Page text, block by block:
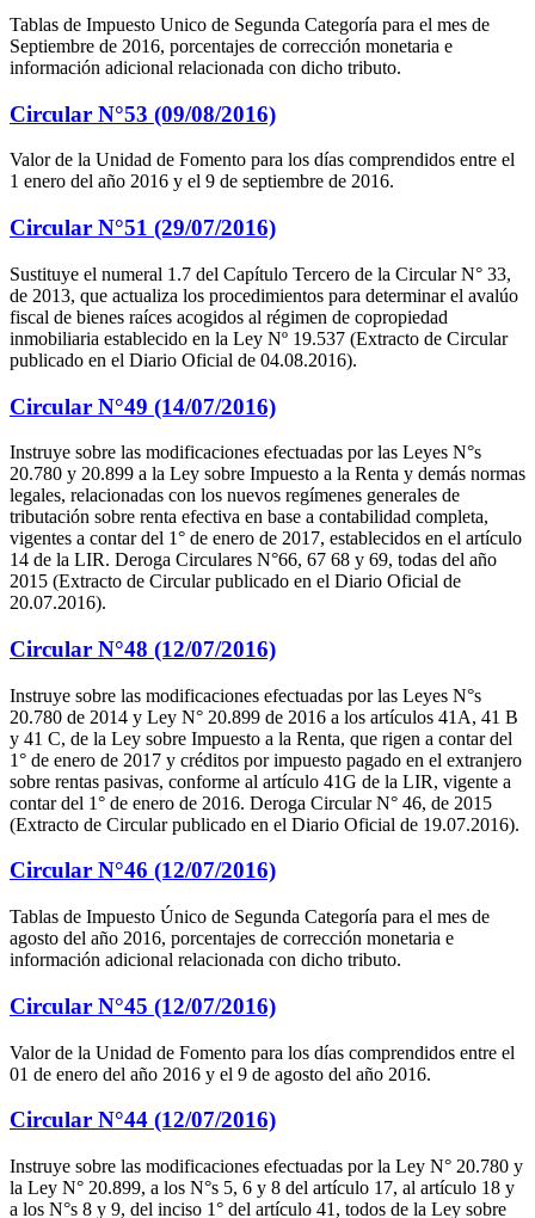
Tablas de Impuesto Unico de Segunda Categoría para el mes de
Septiembre de 2016, porcentajes de corrección monetaria e
información adicional relacionada con dicho tributo.
Circular N°53 (09/08/2016)
Valor de la Unidad de Fomento para los días comprendidos entre el
1 enero del año 2016 y el 9 de septiembre de 2016.
Circular N°51 (29/07/2016)
Sustituye el numeral 1.7 del Capítulo Tercero de la Circular N° 33,
de 2013, que actualiza los procedimientos para determinar el avalúo
fiscal de bienes raíces acogidos al régimen de copropiedad
inmobiliaria establecido en la Ley Nº 19.537 (Extracto de Circular
publicado en el Diario Oficial de 04.08.2016).
Circular N°49 (14/07/2016)
Instruye sobre las modificaciones efectuadas por las Leyes N°s
20.780 y 20.899 a la Ley sobre Impuesto a la Renta y demás normas
legales, relacionadas con los nuevos regímenes generales de
tributación sobre renta efectiva en base a contabilidad completa,
vigentes a contar del 1° de enero de 2017, establecidos en el artículo
14 de la LIR. Deroga Circulares N°66, 67 68 y 69, todas del año
2015 (Extracto de Circular publicado en el Diario Oficial de
20.07.2016).
Circular N°48 (12/07/2016)
Instruye sobre las modificaciones efectuadas por las Leyes N°s
20.780 de 2014 y Ley N° 20.899 de 2016 a los artículos 41A, 41 B
y 41 C, de la Ley sobre Impuesto a la Renta, que rigen a contar del
1° de enero de 2017 y créditos por impuesto pagado en el extranjero
sobre rentas pasivas, conforme al artículo 41G de la LIR, vigente a
contar del 1° de enero de 2016. Deroga Circular N° 46, de 2015
(Extracto de Circular publicado en el Diario Oficial de 19.07.2016).
Circular N°46 (12/07/2016)
Tablas de Impuesto Único de Segunda Categoría para el mes de
agosto del año 2016, porcentajes de corrección monetaria e
información adicional relacionada con dicho tributo.
Circular N°45 (12/07/2016)
Valor de la Unidad de Fomento para los días comprendidos entre el
01 de enero del año 2016 y el 9 de agosto del año 2016.
Circular N°44 (12/07/2016)
Instruye sobre las modificaciones efectuadas por la Ley N° 20.780 y
la Ley N° 20.899, a los N°s 5, 6 y 8 del artículo 17, al artículo 18 y
a los N°s 8 y 9, del inciso 1° del artículo 41, todos de la Ley sobre